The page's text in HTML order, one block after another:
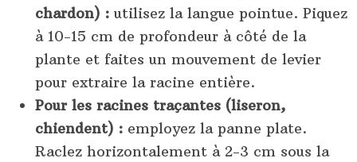
chardon) : utilisez la langue pointue. Piquez
à 10-15 cm de profondeur à côté de la
plante et faites un mouvement de levier
pour extraire la racine entière.
Pour les racines traçantes (liseron,
chiendent) : employez la panne plate.
Raclez horizontalement à 2-3 cm sous la